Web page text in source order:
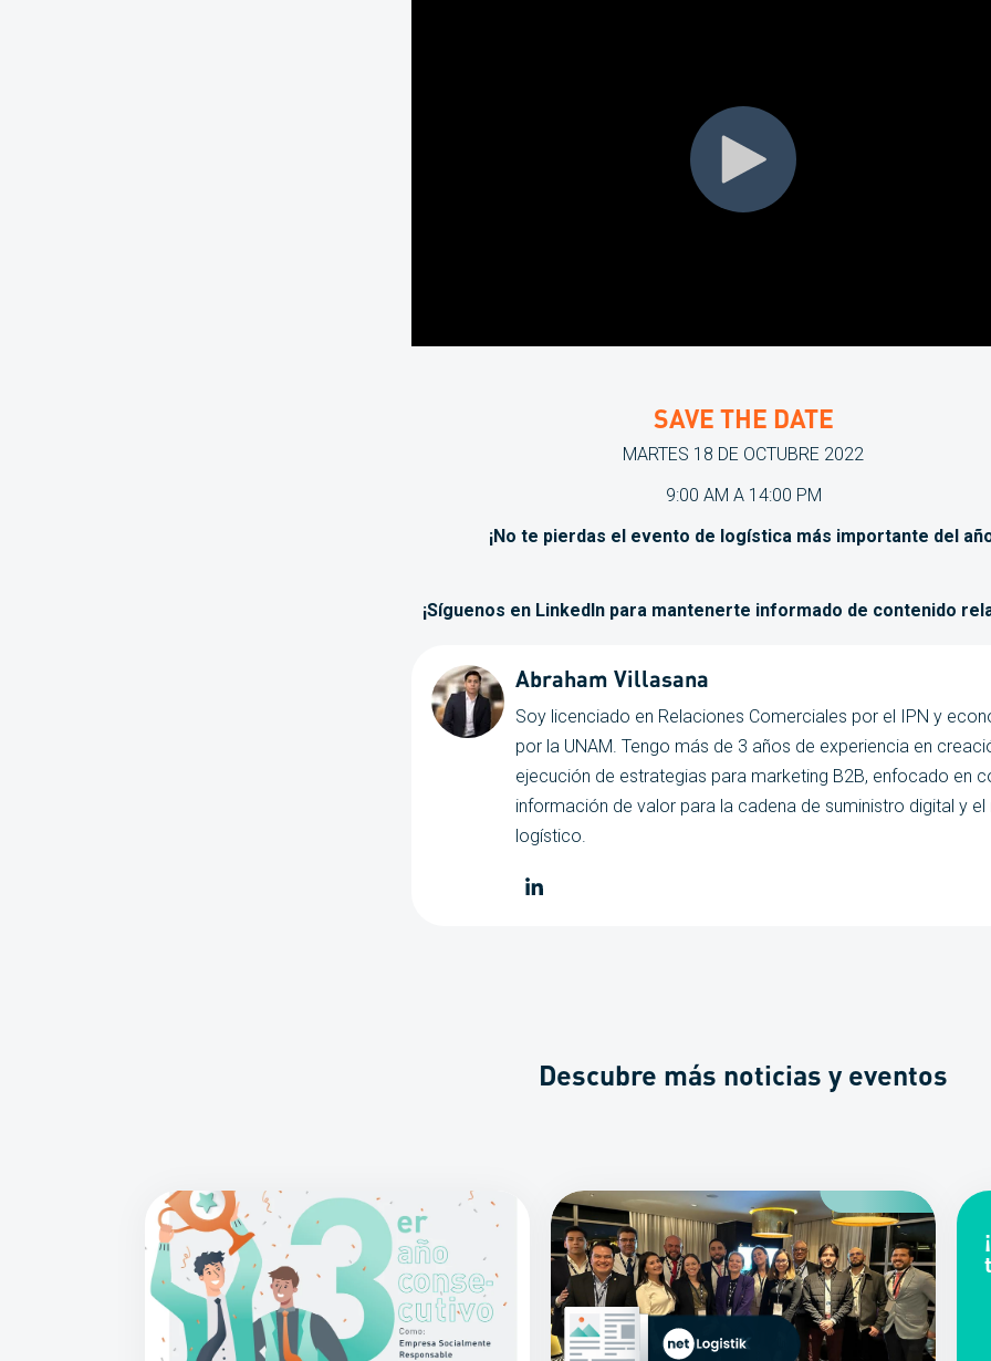
SAVE THE DATE
MARTES 18 DE OCTUBRE 2022
9:00 AM A 14:00 PM
¡No te pierdas el evento de logística más importante del
¡Síguenos en LinkedIn para mantenerte informado de contenido
Abraham Villasana
Soy licenciado en Relaciones Comerciales por el IPN y
por la UNAM. Tengo más de 3 años de experiencia en
ejecución de estrategias para marketing B2B, enfocado en
información de valor para la cadena de suministro digital y el
logístico.
Descubre más noticias y eventos